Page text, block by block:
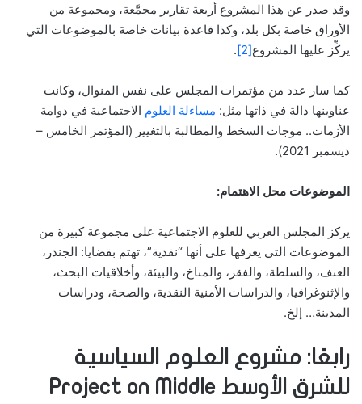
وقد صدر عن هذا المشروع أربعة تقارير مجمَّعة، ومجموعة من
الأوراق خاصة بكل بلد، وكذا قاعدة بيانات خاصة بالموضوعات التي
يركِّز عليها المشروع[2]
.
كما سار عدد من مؤتمرات المجلس على نفس المنوال، وكانت
عناوينها دالة في ذاتها مثل: مساءلة العلوم الاجتماعية في دوامة
الأزمات.. موجات السخط والمطالبة بالتغيير (المؤتمر الخامس –
ديسمبر 2021).
الموضوعات محل الاهتمام:
يركز المجلس العربي للعلوم الاجتماعية على مجموعة كبيرة من
الموضوعات التي يعرفها على أنها “نقدية”، تهتم بقضايا: الجندر،
العنف، والسلطة، والفقر، والمناخ، والبيئة، وأخلاقيات البحث،
والإثنوغرافيا، والدراسات الأمنية النقدية، والصحة، ودراسات
المدينة… إلخ.
رابعًا: مشروع العلوم السياسية
للشرق الأوسط Project on Middle